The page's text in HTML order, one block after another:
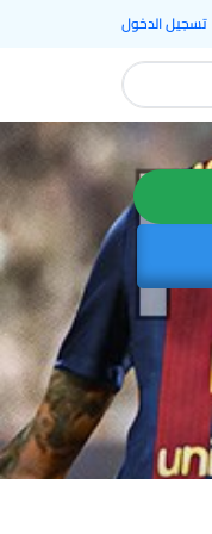
تسجيل الدخول